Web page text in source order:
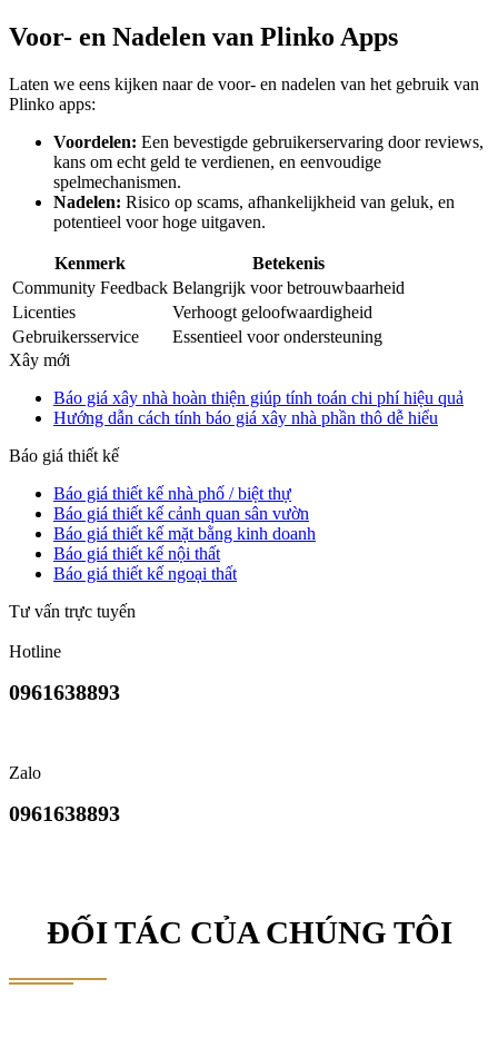
Voor- en Nadelen van Plinko Apps
Laten we eens kijken naar de voor- en nadelen van het gebruik van
Plinko apps:
Voordelen: Een bevestigde gebruikerservaring door reviews,
kans om echt geld te verdienen, en eenvoudige
spelmechanismen.
Nadelen: Risico op scams, afhankelijkheid van geluk, en
potentieel voor hoge uitgaven.
Kenmerk
Betekenis
Community Feedback Belangrijk voor betrouwbaarheid
Licenties
Verhoogt geloofwaardigheid
Gebruikersservice
Essentieel voor ondersteuning
Xây mới
Báo giá xây nhà hoàn thiện giúp tính toán chi phí hiệu quả
Hướng dẫn cách tính báo giá xây nhà phần thô dễ hiểu
Báo giá thiết kế
Báo giá thiết kế nhà phố / biệt thự
Báo giá thiết kế cảnh quan sân vườn
Báo giá thiết kế mặt bằng kinh doanh
Báo giá thiết kế nội thất
Báo giá thiết kế ngoại thất
Tư vấn trực tuyến
Hotline
0961638893
Zalo
0961638893
ĐỐI TÁC CỦA CHÚNG TÔI